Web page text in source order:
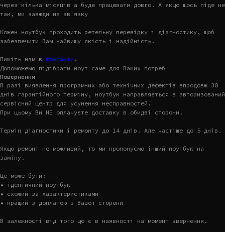
через кілька місяців а буде працювати довго. А якщо щось піде не
так, ми завжди на зв'язку
Кожен ноутбук проходить ретельну перевірку і діагностику, щоб
забезпечити Вам найвищу якість і надійність.
Пишіть нам в контакти .
Допоможемо підібрати ноут саме для Ваших потреб
Повернення
В разі виявлення програмних або технічних дефектів впродовж 30
днів гарантійного терміну, ноутбук направляється в авторизований
сервісний центр для усунення несправностей.
При цьому Ви НЕ оплачуєте доставку в обидві сторони.
Термін діагностики і ремонту до 14 днів. Але частіше до 5 днів.
Якщо ремонт не можливий, то ми пропонуємо інший ноутбук на
заміну.
Це може бути:
• ідентичний ноутбук
• схожий за характеристиками
• кращий з доплатою з Вашої сторони
В залежності від того що є в наявності на момент звернення.